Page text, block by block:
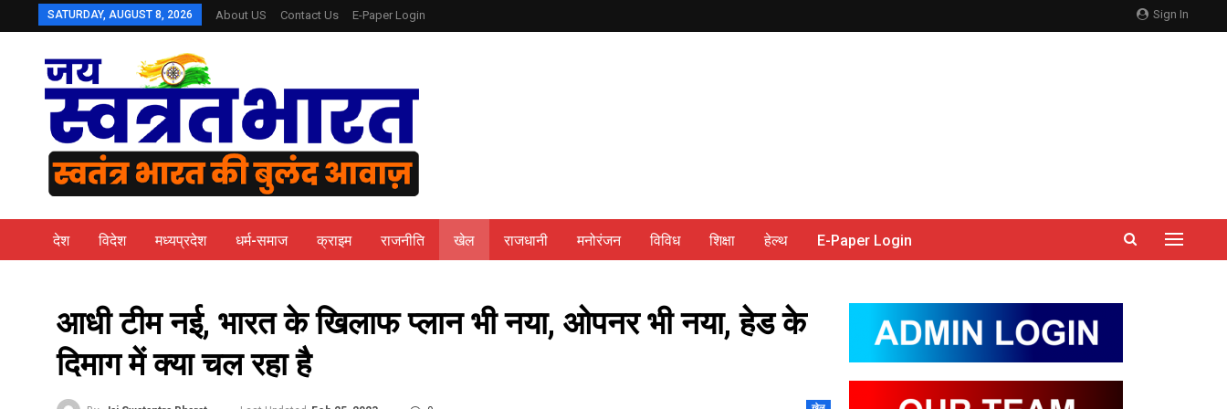
Sign In
SATURDAY, AUGUST 8, 2026 About US Contact Us E-Paper Login
देश विदेश मध्यप्रदेश धर्म-समाज क्राइम राजनीति खेल राजधानी मनोरंजन विविध शिक्षा हेल्थ E-Paper Login
आधी टीम नई, भारत के खिलाफ प्लान भी नया, ओपनर भी नया, हेड के
दिमाग में क्या चल रहा है